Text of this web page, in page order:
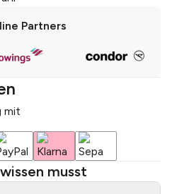
Partners
mit
musst